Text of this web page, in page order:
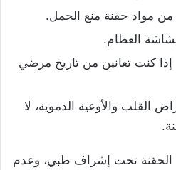
مواد حقنة منع الحمل.
العظام.
إذا كنت تعانين من تاريخ مرضي
القلب والأوعية الدموية، لا
الحقنة تحت إشراف طبي، وعدم